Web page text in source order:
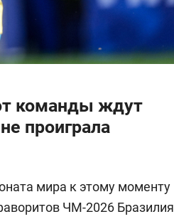
команды ждут
проиграла
мира к этому моменту
ЧМ-2026 Бразилия